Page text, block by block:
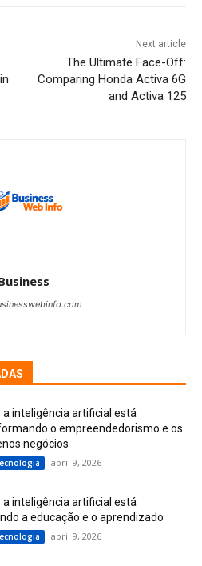
Next article
The Ultimate Face-Off:
Comparing Honda Activa 6G
and Activa 125
a inteligência artificial está
o empreendedorismo e os
negócios
abril 9, 2026
a inteligência artificial está
a educação e o aprendizado
abril 9, 2026